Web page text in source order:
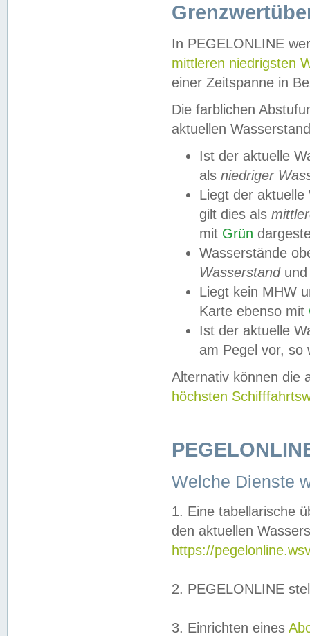
In PEGELONLINE
mittleren niedrigsten
einer Zeitspanne in
Die farblichen
aktuellen
Ist der aktuelle
als niedriger
Liegt der
gilt dies als
mit Grün
Wasserstände
Wasserstandund
Liegt kein MHW
Karte ebenso mit
Ist der aktuelle
am Pegel vor,
Alternativ können die
höchsten
Welche Dienste
1. Eine tabellarische
den aktuellen
https://
2. PEGELONLINE
3. Einrichten eines